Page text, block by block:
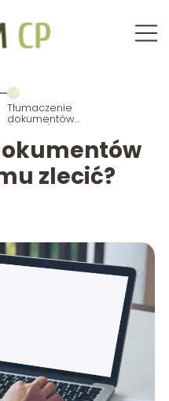
Tłumaczenie
dokumentów
(Kraków) –
komu zlecić?
zlecić?